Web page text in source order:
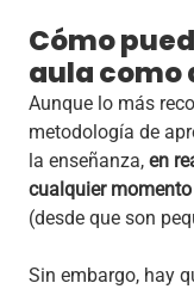
Cómo
aula como
Aunque lo más
metodología de
la enseñanza, en
cualquier
(desde que son
Sin embargo, hay